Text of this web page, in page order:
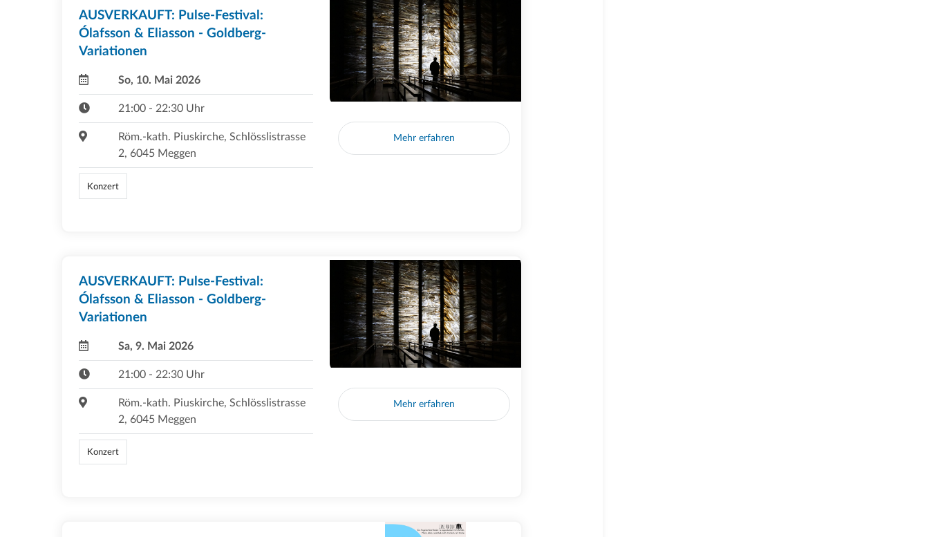
AUSVERKAUFT: Pulse-Festival:
Ólafsson & Eliasson - Goldberg-
Variationen
So, 10. Mai 2026
21:00 - 22:30 Uhr
Röm.-kath. Piuskirche, Schlösslistrasse
2, 6045 Meggen
Konzert
Mehr erfahren
AUSVERKAUFT: Pulse-Festival:
Ólafsson & Eliasson - Goldberg-
Variationen
Sa, 9. Mai 2026
21:00 - 22:30 Uhr
Röm.-kath. Piuskirche, Schlösslistrasse
2, 6045 Meggen
Konzert
Mehr erfahren